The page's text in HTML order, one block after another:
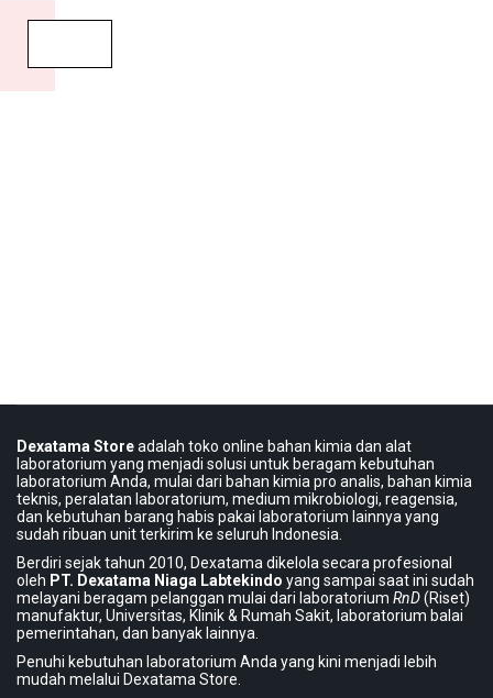
Dexatama Storeadalah toko online bahan kimia dan alat
laboratorium yang menjadi solusi untuk beragam kebutuhan
laboratorium Anda, mulai dari bahan kimia pro analis, bahan kimia
teknis, peralatan laboratorium, medium mikrobiologi, reagensia,
dan kebutuhan barang habis pakai laboratorium lainnya yang
sudah ribuan unit terkirim ke seluruh Indonesia.
Berdiri sejak tahun 2010, Dexatama dikelola secara profesional
oleh PT. Dexatama Niaga Labtekindo yang sampai saat ini sudah
melayani beragam pelanggan mulai dari laboratorium RnD(Riset)
manufaktur, Universitas, Klinik & Rumah Sakit, laboratorium balai
pemerintahan, dan banyak lainnya.
Penuhi kebutuhan laboratorium Anda yang kini menjadi lebih
mudah melalui Dexatama Store.